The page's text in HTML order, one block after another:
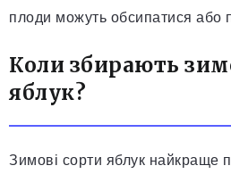
плоди можуть обсипатися або
Коли збирають
яблук?
Зимові сорти яблук найкраще